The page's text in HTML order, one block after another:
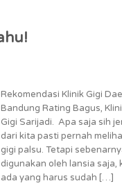
Rekomendasi Klinik Gigi
Bandung Rating Bagus,
Gigi Sarijadi. Apa saja sih
dari kita pasti pernah
gigi palsu. Tetapi
digunakan oleh lansia saja,
ada yang harus sudah […]